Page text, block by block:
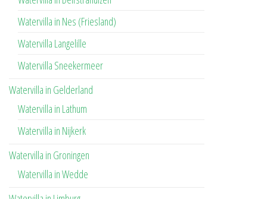
Watervilla in Nes (Friesland)
Watervilla Langelille
Watervilla Sneekermeer
Watervilla in Gelderland
Watervilla in Lathum
Watervilla in Nijkerk
Watervilla in Groningen
Watervilla in Wedde